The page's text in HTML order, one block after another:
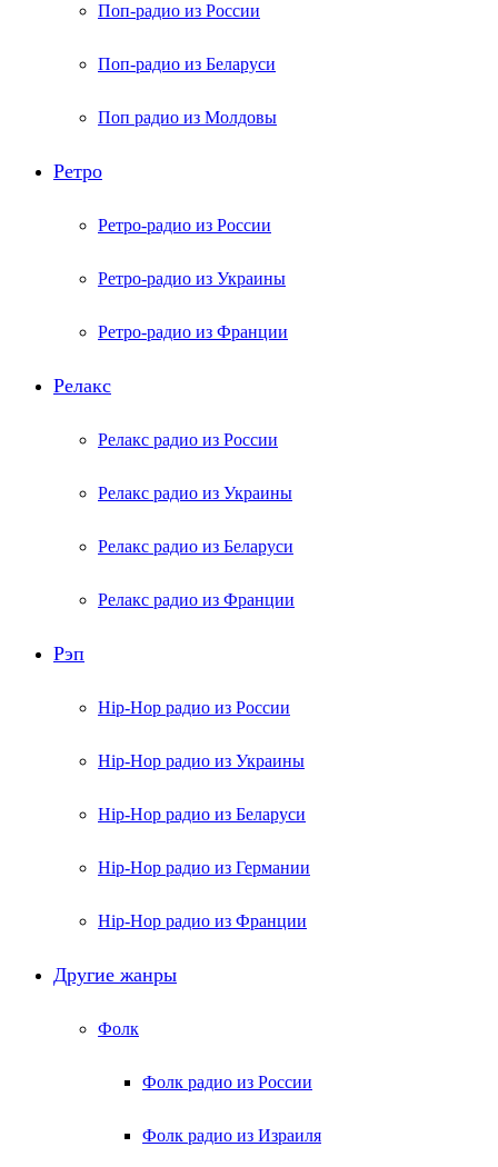
Поп-радио из России
Поп-радио из Беларуси
Поп радио из Молдовы
Ретро
Ретро-радио из России
Ретро-радио из Украины
Ретро-радио из Франции
Релакс
Релакс радио из России
Релакс радио из Украины
Релакс радио из Беларуси
Релакс радио из Франции
Рэп
Hip-Hop радио из России
Hip-Hop радио из Украины
Hip-Hop радио из Беларуси
Hip-Hop радио из Германии
Hip-Hop радио из Франции
Другие жанры
Фолк
Фолк радио из России
Фолк радио из Израиля